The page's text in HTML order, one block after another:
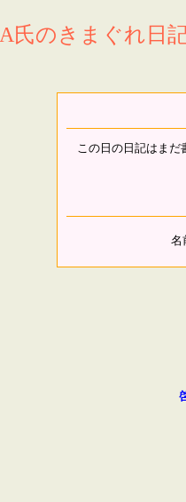
A氏のきまぐれ日
この日の日記はまだ
名